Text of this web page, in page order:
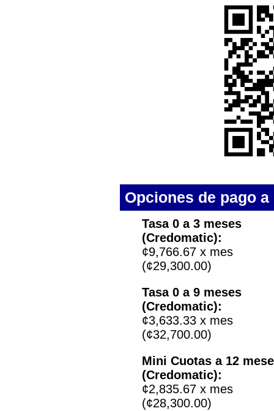
Opciones de pago
Tasa 0 a 3 meses
(Credomatic):
¢9,766.67 x mes
(¢29,300.00)
Tasa 0 a 9 meses
(Credomatic):
¢3,633.33 x mes
(¢32,700.00)
Mini Cuotas a 12
(Credomatic):
¢2,835.67 x mes
(¢28,300.00)